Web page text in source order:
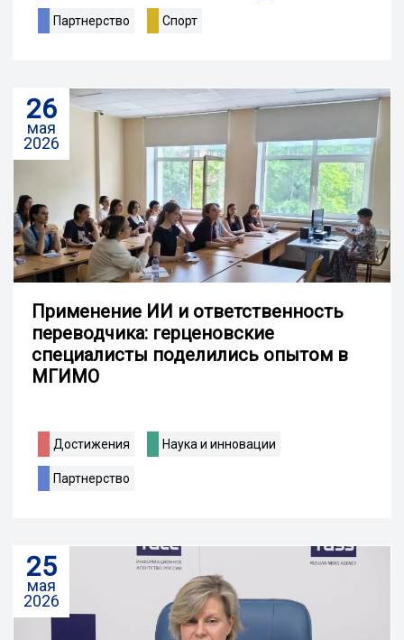
Партнерство Спорт
26
мая
2026
Применение ИИ и ответственность
переводчика: герценовские
специалисты поделились опытом в
МГИМО
Достижения Наука и инновации
Партнерство
25
мая
2026